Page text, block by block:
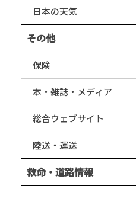
日本の天気
その他
保険
本・雑誌・メディア
総合ウェブサイト
陸送・運送
救命・道路情報